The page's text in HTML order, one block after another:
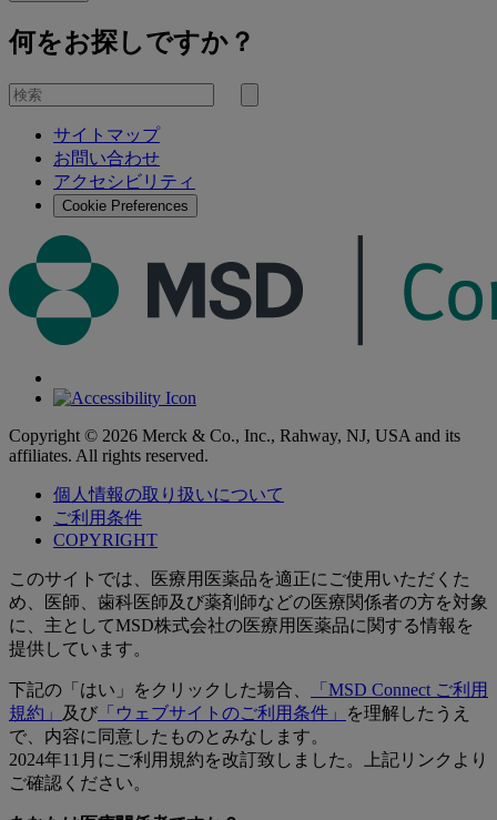
何をお探しですか？
を
検
サイトマップ
お問い合わせ
アクセシビリティ
Cookie Preferences
Copyright © 2026 Merck & Co., Inc., Rahway, NJ, USA and its
affiliates. All rights reserved.
個人情報の取り扱いについて
ご利用条件
COPYRIGHT
このサイトでは、医療用医薬品を適正にご使用いただくた
め、医師、歯科医師及び薬剤師などの医療関係者の方を対象
に、主としてMSD株式会社の医療用医薬品に関する情報を
提供しています。
下記の「はい」をクリックした場合、
「MSD Connect ご利用
規約」
及び 「ウェブサイトのご利用条件」
を理解したうえ
で、内容に同意したものとみなします。
2024年11月にご利用規約を改訂致しました。上記リンクより
ご確認ください。